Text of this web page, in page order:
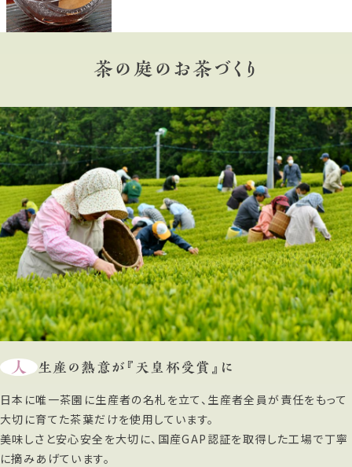
茶の庭のお茶づくり
人 生産の熱意が『天皇杯受賞』に
日本に唯一茶園に生産者の名札を立て、生産者全員が責任をもって
大切に育てた茶葉だけを使用しています。
美味しさと安心安全を大切に、国産GAP認証を取得した工場で丁寧
に摘みあげています。